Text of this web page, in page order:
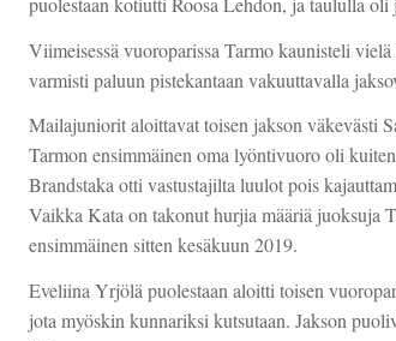
Viimeisessä vuoroparissa Tarmo kaunisteli
varmisti paluun pistekantaan vakuuttavalla
Mailajuniorit aloittavat toisen jakson väkevästi
Tarmon ensimmäinen oma lyöntivuoro oli
Brandstaka otti vastustajilta luulot pois
Vaikka Kata on takonut hurjia määriä juoksuja
ensimmäinen sitten kesäkuun 2019.
Eveliina Yrjölä puolestaan aloitti toisen
jota myöskin kunnariksi kutsutaan. Jakson